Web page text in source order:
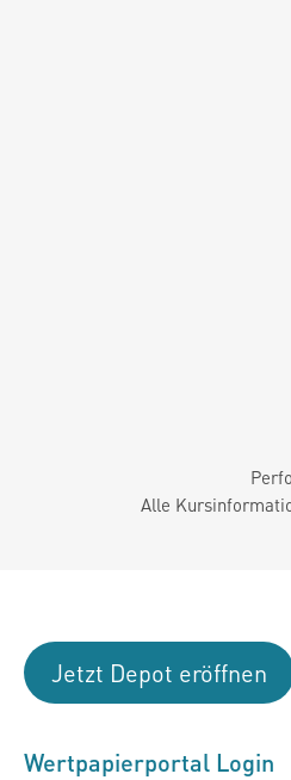
Alle
Jetzt Depot eröffnen
Wertpapierportal Login